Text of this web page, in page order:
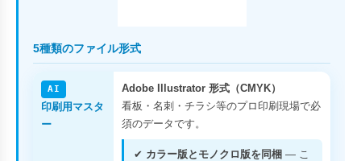
5種類のファイル形式
AI
印刷用マスタ
ー
Adobe Illustrator 形式（CMYK）
看板・名刺・チラシ等のプロ印刷現場で必
須のデータです。
✔ カラー版とモノクロ版を同梱 — こ